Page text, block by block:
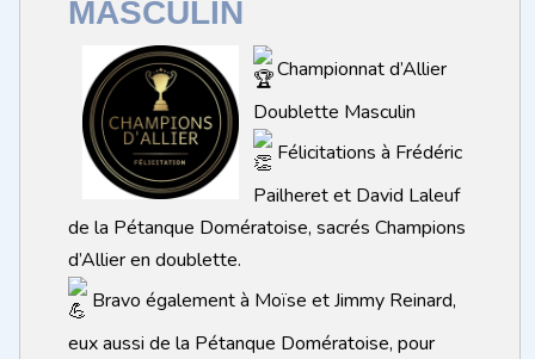
MASCULIN
Championnat d’Allier
Doublette Masculin
Félicitations à Frédéric
Pailheret et David Laleuf
de la Pétanque Domératoise, sacrés Champions
d’Allier en doublette.
Bravo également à Moïse et Jimmy Reinard,
eux aussi de la Pétanque Domératoise, pour